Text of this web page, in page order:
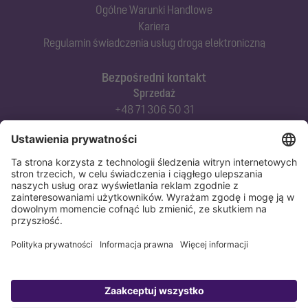
Bezpośredni kontakt
Sprzedaż
+48 71 306 50 31
Doradztwo techniczne
Serwis techniczny
+48 71 306 50 51
Ogólne Warunki Handlowe
Kariera
Regulamin świadczenia usług drogą elektroniczną
Polityka prywatności Stopka redakcyjna